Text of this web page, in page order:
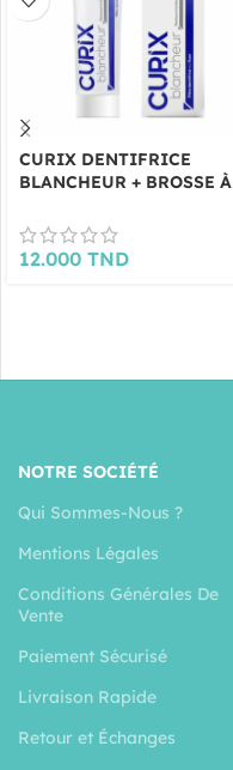
CURIX DENTIFRICE
BLANCHEUR + BROSSE À
12.000 TND
NOTRE SOCIÉTÉ
Qui Sommes-Nous ?
Mentions Légales
Conditions Générales De
Vente
Paiement Sécurisé
Livraison Rapide
Retour et Échanges